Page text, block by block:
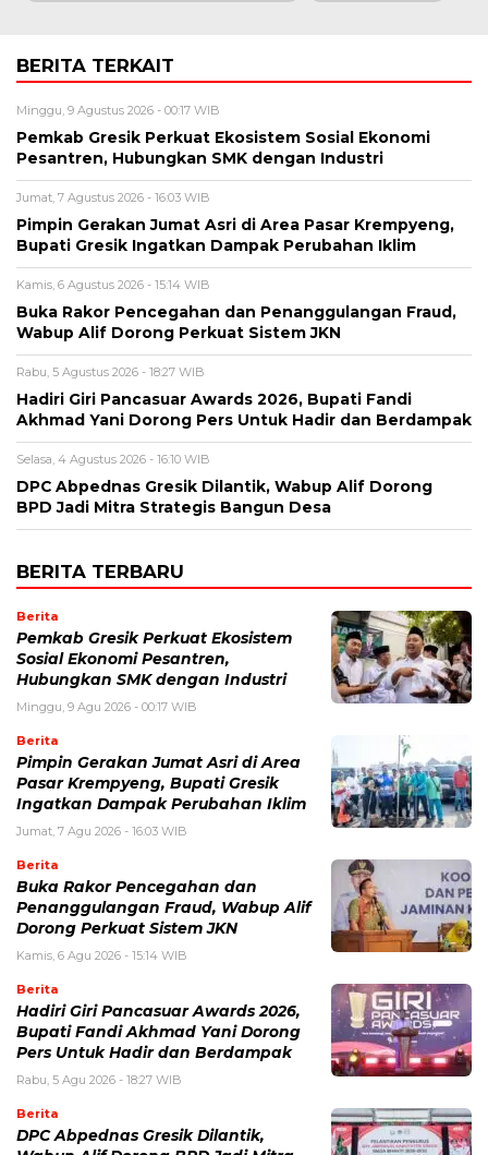
BERITA TERKAIT
Minggu, 9 Agustus 2026 - 00:17 WIB
Pemkab Gresik Perkuat Ekosistem Sosial Ekonomi
Pesantren, Hubungkan SMK dengan Industri
Jumat, 7 Agustus 2026 - 16:03 WIB
Pimpin Gerakan Jumat Asri di Area Pasar Krempyeng,
Bupati Gresik Ingatkan Dampak Perubahan Iklim
Kamis, 6 Agustus 2026 - 15:14 WIB
Buka Rakor Pencegahan dan Penanggulangan Fraud,
Wabup Alif Dorong Perkuat Sistem JKN
Rabu, 5 Agustus 2026 - 18:27 WIB
Hadiri Giri Pancasuar Awards 2026, Bupati Fandi
Akhmad Yani Dorong Pers Untuk Hadir dan Berdampak
Selasa, 4 Agustus 2026 - 16:10 WIB
DPC Abpednas Gresik Dilantik, Wabup Alif Dorong
BPD Jadi Mitra Strategis Bangun Desa
BERITA TERBARU
Berita
Pemkab Gresik Perkuat Ekosistem
Sosial Ekonomi Pesantren,
Hubungkan SMK dengan Industri
Minggu, 9 Agu 2026 - 00:17 WIB
Berita
Pimpin Gerakan Jumat Asri di Area
Pasar Krempyeng, Bupati Gresik
Ingatkan Dampak Perubahan Iklim
Jumat, 7 Agu 2026 - 16:03 WIB
Berita
Buka Rakor Pencegahan dan
Penanggulangan Fraud, Wabup Alif
Dorong Perkuat Sistem JKN
Kamis, 6 Agu 2026 - 15:14 WIB
Berita
Hadiri Giri Pancasuar Awards 2026,
Bupati Fandi Akhmad Yani Dorong
Pers Untuk Hadir dan Berdampak
Rabu, 5 Agu 2026 - 18:27 WIB
Berita
DPC Abpednas Gresik Dilantik,